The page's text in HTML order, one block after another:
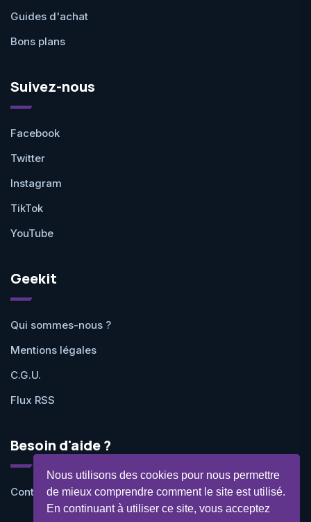
Nous utilisons des cookies pour nous permettre
de mieux comprendre comment le site est utilisé.
En continuant à utiliser ce site, vous acceptez
Guides d'achat
Bons plans
Suivez-nous
Facebook
Twitter
Instagram
TikTok
YouTube
Geekit
Qui sommes-nous ?
Mentions légales
C.G.U.
Flux RSS
Besoin d'aide ?
Contactez-nous